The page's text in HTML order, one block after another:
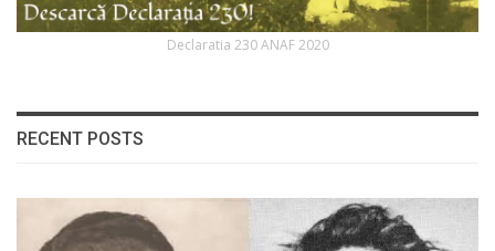
Declaratia 230 ANAF 2020
RECENT POSTS